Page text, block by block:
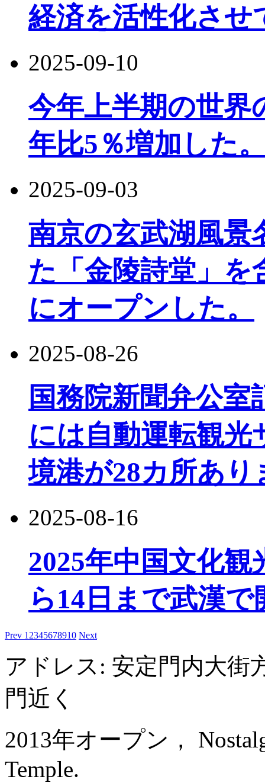
経済を活性化させ
2025-09-10
今年上半期の世界
年比5％増加した
2025-09-03
南京の玄武湖風景
た「金陵詩堂」を
にオープンした。
2025-08-26
国務院新聞弁公
には自動運転観
境港が28カ所あり
2025-08-16
2025年中国文化
ら14日まで武漢
Prev 1 2345678910 Next
アドレス: 安定門内大街
門近く
2013年オープン，
Temple.